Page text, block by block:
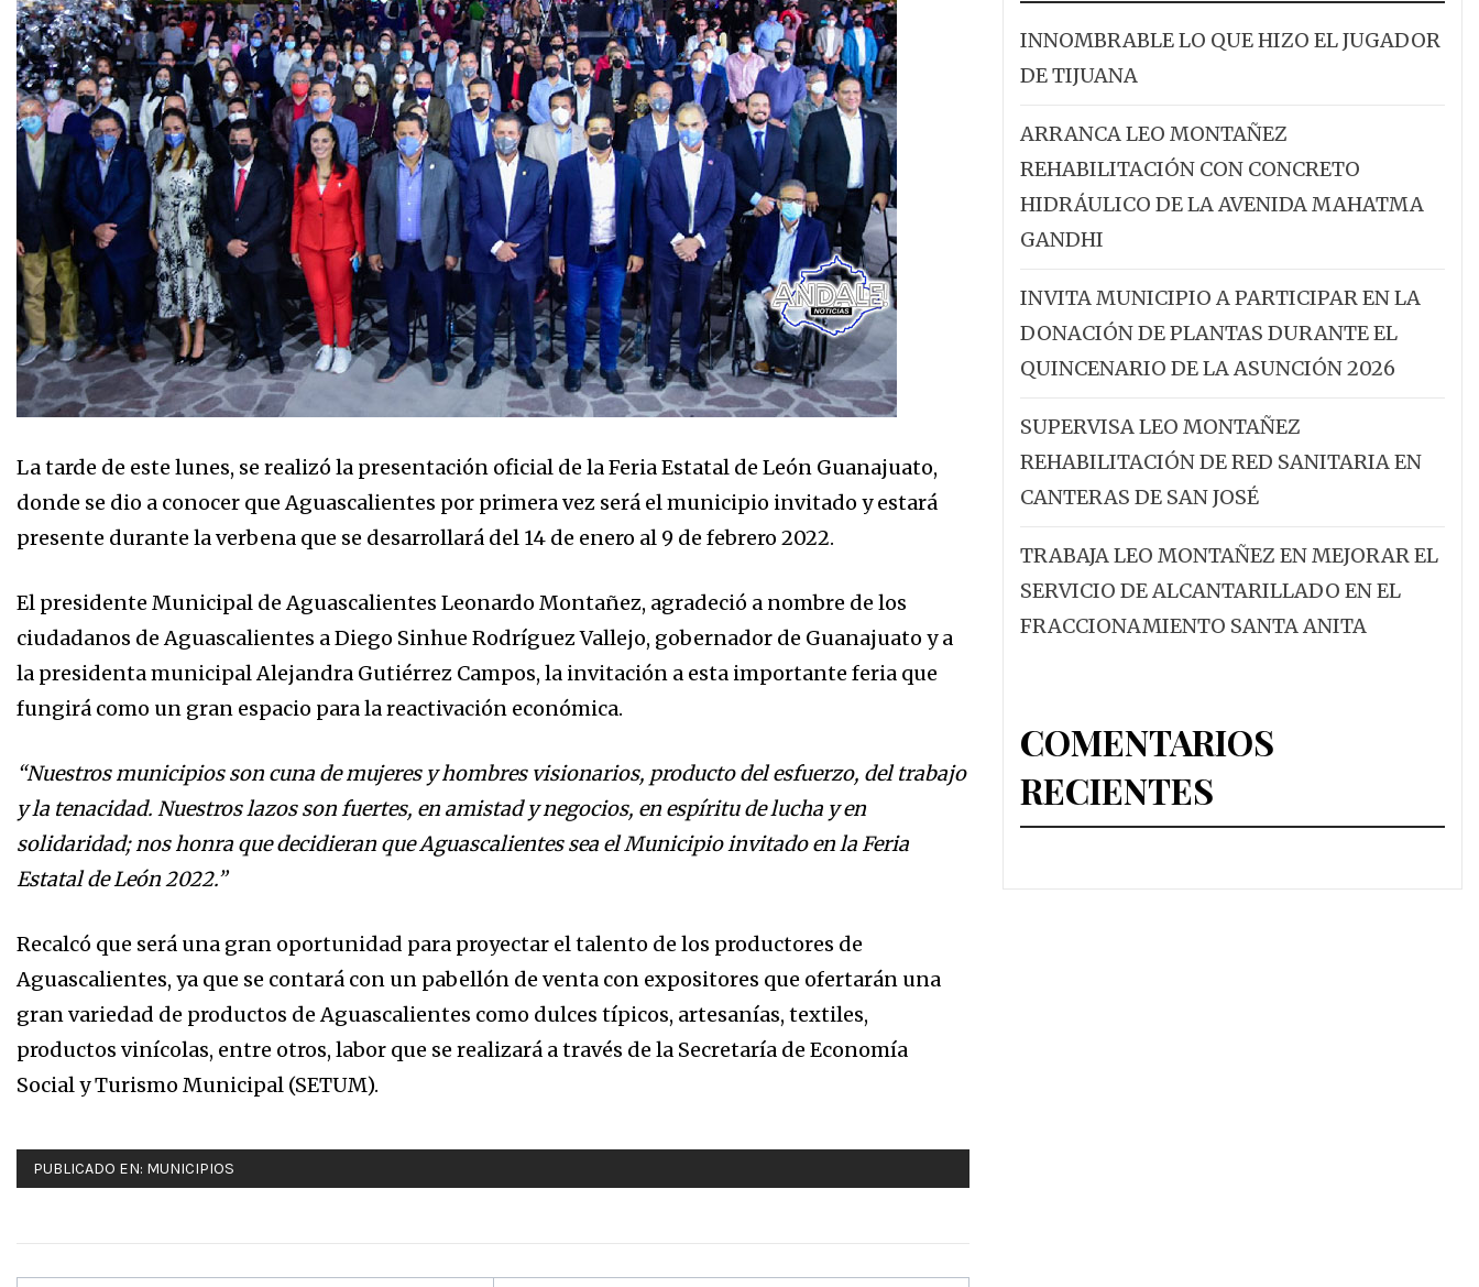
La tarde de este lunes, se realizó la presentación oficial de la Feria Estatal de León Guanajuato,
donde se dio a conocer que Aguascalientes por primera vez será el municipio invitado y estará
presente durante la verbena que se desarrollará del 14 de enero al 9 de febrero 2022.
El presidente Municipal de Aguascalientes Leonardo Montañez, agradeció a nombre de los
ciudadanos de Aguascalientes a Diego Sinhue Rodríguez Vallejo, gobernador de Guanajuato y a
la presidenta municipal Alejandra Gutiérrez Campos, la invitación a esta importante feria que
fungirá como un gran espacio para la reactivación económica.
“Nuestros municipios son cuna de mujeres y hombres visionarios, producto del esfuerzo, del trabajo
y la tenacidad. Nuestros lazos son fuertes, en amistad y negocios, en espíritu de lucha y en
solidaridad; nos honra que decidieran que Aguascalientes sea el Municipio invitado en la Feria
Estatal de León 2022.”
Recalcó que será una gran oportunidad para proyectar el talento de los productores de
Aguascalientes, ya que se contará con un pabellón de venta con expositores que ofertarán una
gran variedad de productos de Aguascalientes como dulces típicos, artesanías, textiles,
productos vinícolas, entre otros, labor que se realizará a través de la Secretaría de Economía
Social y Turismo Municipal (SETUM).
PUBLICADO EN: MUNICIPIOS
INNOMBRABLE LO QUE HIZO EL JUGADOR
DE TIJUANA
ARRANCA LEO MONTAÑEZ
REHABILITACIÓN CON CONCRETO
HIDRÁULICO DE LA AVENIDA MAHATMA
GANDHI
INVITA MUNICIPIO A PARTICIPAR EN LA
DONACIÓN DE PLANTAS DURANTE EL
QUINCENARIO DE LA ASUNCIÓN 2026
SUPERVISA LEO MONTAÑEZ
REHABILITACIÓN DE RED SANITARIA EN
CANTERAS DE SAN JOSÉ
TRABAJA LEO MONTAÑEZ EN MEJORAR EL
SERVICIO DE ALCANTARILLADO EN EL
FRACCIONAMIENTO SANTA ANITA
COMENTARIOS
RECIENTES